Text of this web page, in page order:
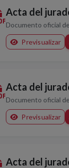
Acta del
Documento oficial
Previsualizar
Acta del
Documento oficial
Previsualizar
Acta del